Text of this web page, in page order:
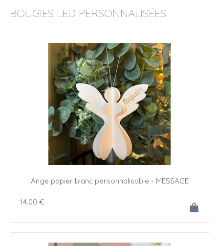
BOUGIES LED PERSONNALISÉES
Ange papier blanc personnalisable - MESSAGE
14.00 €